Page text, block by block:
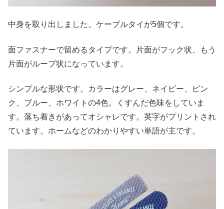
中身を取り出しました。ケーブルタイが5個です。
面ファスナーで留めるタイプです。片面がフック状、もう
片面がループ状になっています。
シンプルな形状です。カラーはグレー、ネイビー、ピン
ク、ブルー、ホワイトの4色。くすんだ色味をしていま
す。落ち着きがあってオシャレです。英字がプリントされ
ています。ホームなどのわかりやすい単語が主です。